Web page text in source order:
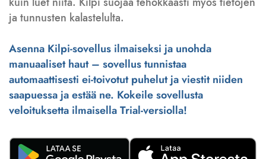
ja tunnusten kalastelulta.
Asenna Kilpi-sovellus ilmaiseksi ja unohda
manuaaliset haut – sovellus tunnistaa
automaattisesti ei-toivotut puhelut ja viestit niiden
saapuessa ja estää ne. Kokeile sovellusta
veloituksetta ilmaisella Trial-versiolla!